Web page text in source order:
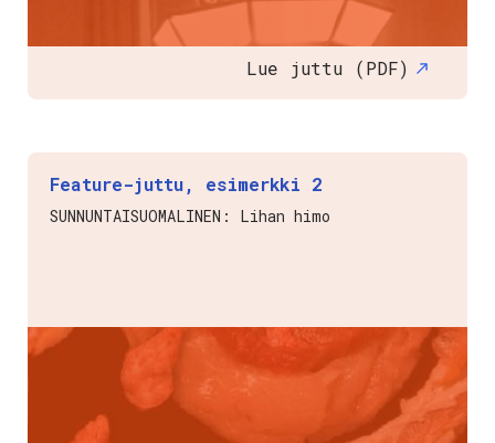
Lue juttu (PDF)
Feature-juttu, esimerkki 2
SUNNUNTAISUOMALINEN: Lihan himo